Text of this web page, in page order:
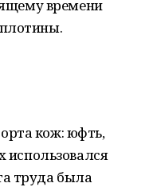
времени
кож: юфть,
использовался
труда была